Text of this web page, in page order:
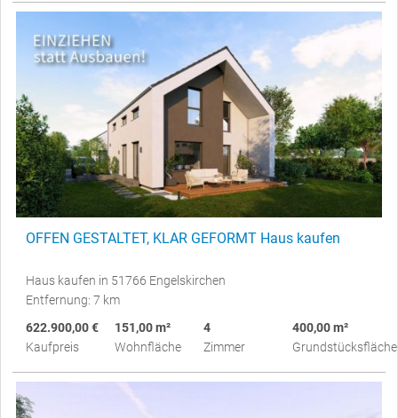
OFFEN GESTALTET, KLAR GEFORMT Haus kaufen
Haus kaufen in 51766 Engelskirchen
Entfernung: 7 km
622.900,00 €
Kaufpreis
151,00 m²
Wohnfläche
4
Zimmer
400,00 m²
Grundstücksfläche